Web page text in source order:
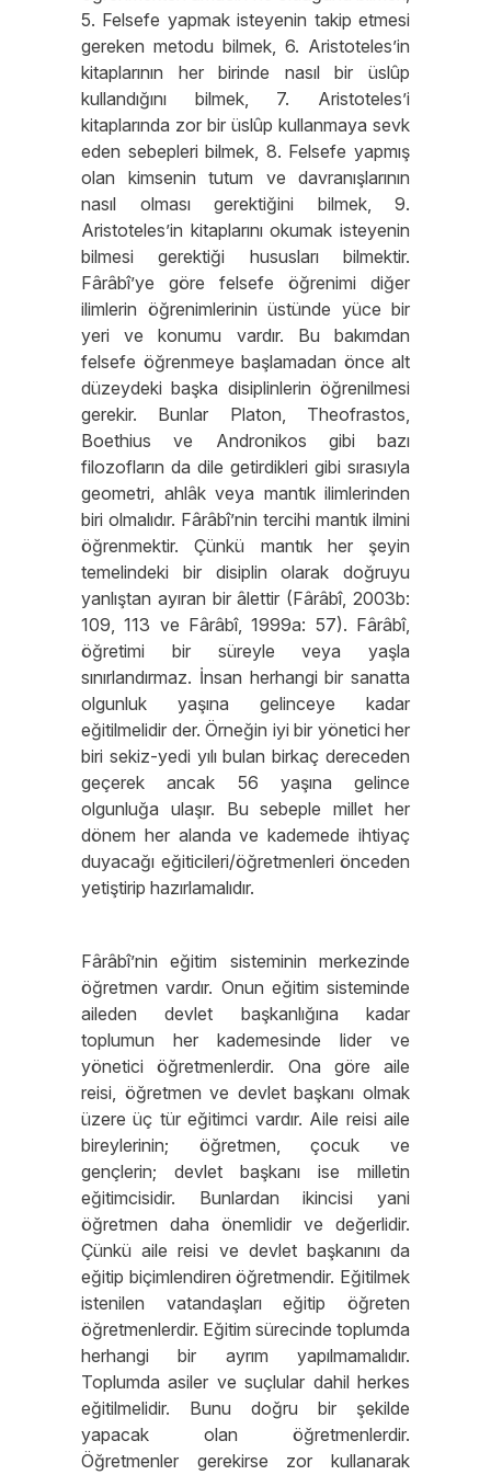
5. Felsefe yapmak isteyenin takip etmesi
gereken metodu bilmek, 6. Aristoteles’in
kitaplarının her birinde nasıl bir üslûp
kullandığını bilmek, 7. Aristoteles’i
kitaplarında zor bir üslûp kullanmaya sevk
eden sebepleri bilmek, 8. Felsefe yapmış
olan kimsenin tutum ve davranışlarının
nasıl olması gerektiğini bilmek, 9.
Aristoteles’in kitaplarını okumak isteyenin
bilmesi gerektiği hususları bilmektir.
Fârâbî’ye göre felsefe öğrenimi diğer
ilimlerin öğrenimlerinin üstünde yüce bir
yeri ve konumu vardır. Bu bakımdan
felsefe öğrenmeye başlamadan önce alt
düzeydeki başka disiplinlerin öğrenilmesi
gerekir. Bunlar Platon, Theofrastos,
Boethius ve Andronikos gibi bazı
filozofların da dile getirdikleri gibi sırasıyla
geometri, ahlâk veya mantık ilimlerinden
biri olmalıdır. Fârâbî’nin tercihi mantık ilmini
öğrenmektir. Çünkü mantık her şeyin
temelindeki bir disiplin olarak doğruyu
yanlıştan ayıran bir âlettir (Fârâbî, 2003b:
109, 113 ve Fârâbî, 1999a: 57). Fârâbî,
öğretimi bir süreyle veya yaşla
sınırlandırmaz. İnsan herhangi bir sanatta
olgunluk yaşına gelinceye kadar
eğitilmelidir der. Örneğin iyi bir yönetici her
biri sekiz-yedi yılı bulan birkaç dereceden
geçerek ancak 56 yaşına gelince
olgunluğa ulaşır. Bu sebeple millet her
dönem her alanda ve kademede ihtiyaç
duyacağı eğiticileri/öğretmenleri önceden
yetiştirip hazırlamalıdır.
Fârâbî’nin eğitim sisteminin merkezinde
öğretmen vardır. Onun eğitim sisteminde
aileden devlet başkanlığına kadar
toplumun her kademesinde lider ve
yönetici öğretmenlerdir. Ona göre aile
reisi, öğretmen ve devlet başkanı olmak
üzere üç tür eğitimci vardır. Aile reisi aile
bireylerinin; öğretmen, çocuk ve
gençlerin; devlet başkanı ise milletin
eğitimcisidir. Bunlardan ikincisi yani
öğretmen daha önemlidir ve değerlidir.
Çünkü aile reisi ve devlet başkanını da
eğitip biçimlendiren öğretmendir. Eğitilmek
istenilen vatandaşları eğitip öğreten
öğretmenlerdir. Eğitim sürecinde toplumda
herhangi bir ayrım yapılmamalıdır.
Toplumda asiler ve suçlular dahil herkes
eğitilmelidir. Bunu doğru bir şekilde
yapacak olan öğretmenlerdir.
Öğretmenler gerekirse zor kullanarak